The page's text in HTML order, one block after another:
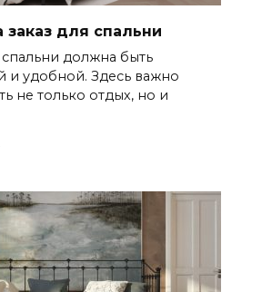
заказ для спальни
должна быть
и удобной. Здесь важно
не только отдых, но и